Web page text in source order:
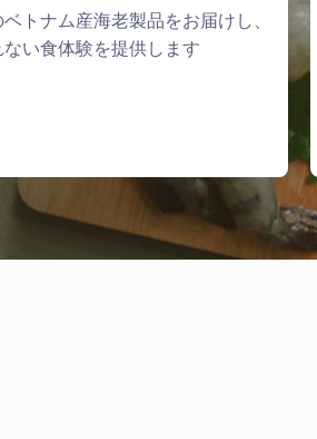
トナム産海老製品をお届けし、
い食体験を提供します